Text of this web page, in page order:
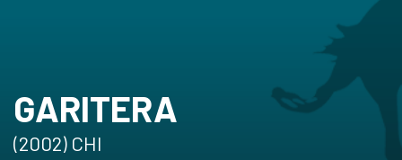
GARITERA
(2002) CHI